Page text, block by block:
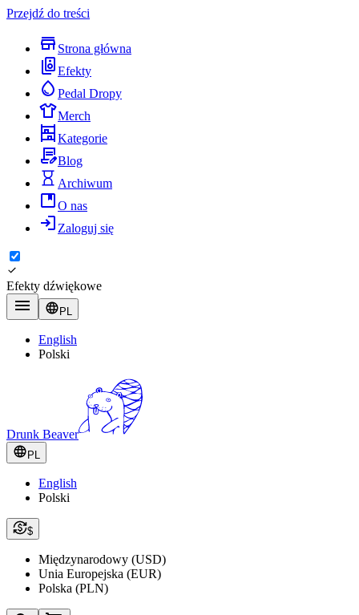
Przejdź do treści
Strona główna
Efekty
Pedal Dropy
Merch
Kategorie
Blog
Archiwum
O nas
Zaloguj się
Efekty dźwiękowe
PL
English
Polski
Drunk Beaver
PL
English
Polski
$
Międzynarodowy (USD)
Unia Europejska (EUR)
Polska (PLN)